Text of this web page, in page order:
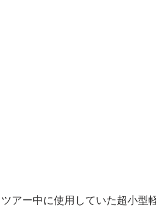
アー中に使用していた超小型